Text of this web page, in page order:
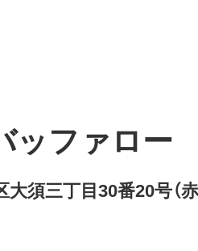
ッファロー
須三丁目30番20号（